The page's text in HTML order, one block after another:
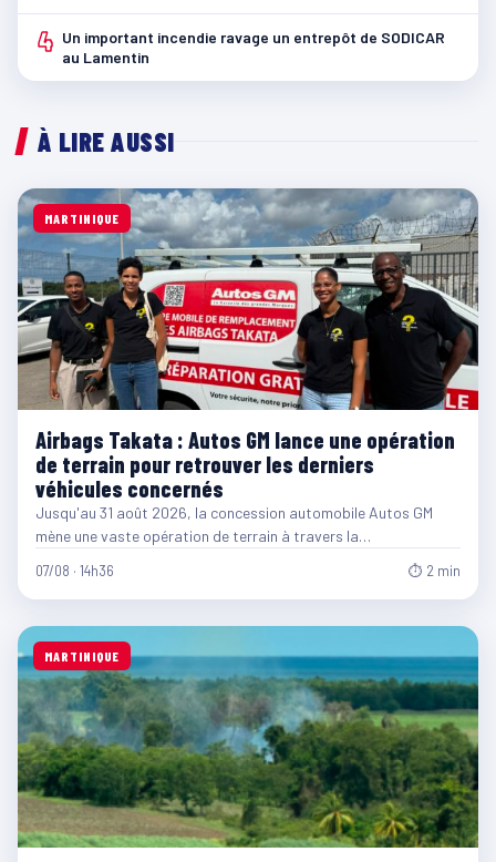
4 Un important incendie ravage un entrepôt de SODICAR
au Lamentin
À LIRE AUSSI
MARTINIQUE
Airbags Takata : Autos GM lance une opération
de terrain pour retrouver les derniers
véhicules concernés
Jusqu'au 31 août 2026, la concession automobile Autos GM
mène une vaste opération de terrain à travers la…
07/08 · 14h36 ⏱ 2 min
MARTINIQUE